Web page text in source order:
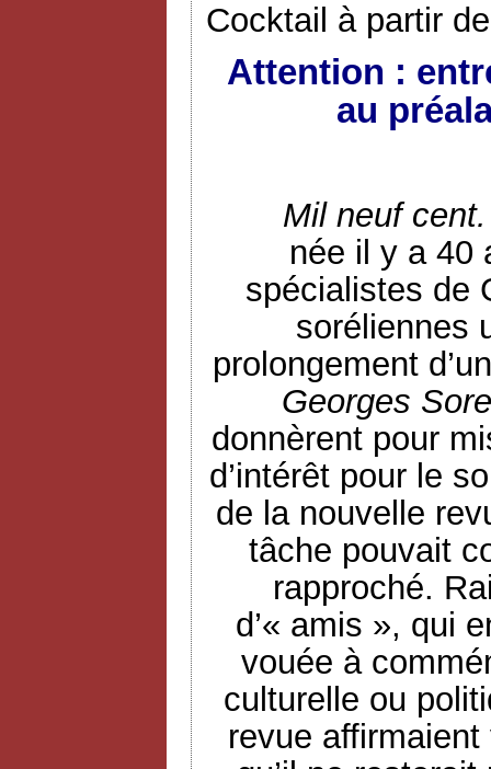
Cocktail à partir
Attention :
au
Mil neuf
née il y a 40
spécialistes de
soréliennes
prolongement
Georges
donnèrent pour
d’intérêt pour le
de la nouvelle
tâche pouvait
rapproché.
d’« amis », qui
vouée à
culturelle ou
revue